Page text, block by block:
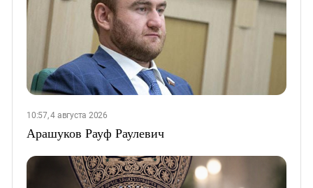
10:57, 4 августа 2026
Арашуков Рауф Раулевич